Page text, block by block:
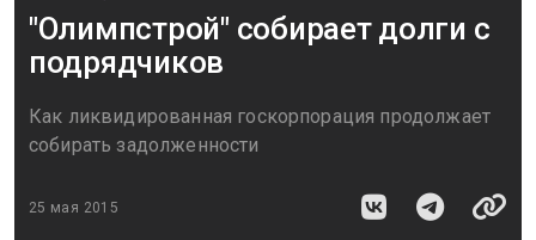
"Олимпстрой" собирает долги с
подрядчиков
Как ликвидированная госкорпорация продолжает
собирать задолженности
25 мая 2015